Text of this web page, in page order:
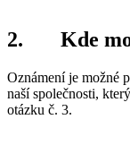
2. Kde
Oznámení je možné
naší společnosti,
otázku č. 3.